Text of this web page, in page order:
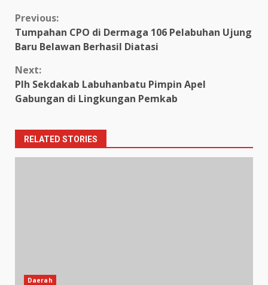
Continue
Reading
Previous:
Tumpahan CPO di Dermaga 106 Pelabuhan Ujung
Baru Belawan Berhasil Diatasi
Next:
Plh Sekdakab Labuhanbatu Pimpin Apel
Gabungan di Lingkungan Pemkab
RELATED STORIES
Daerah